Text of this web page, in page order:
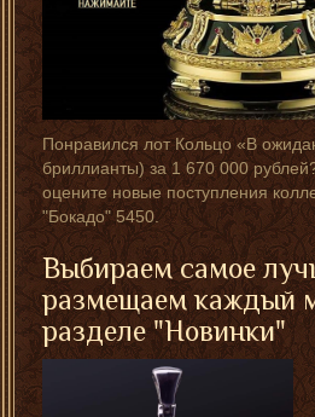
Понравился лот Кольцо «В
бриллианты) за 1 670 000
оцените новые поступления
"Бокадо" 5450.
Выбираем самое
размещаем каждый
разделе "Новинки"